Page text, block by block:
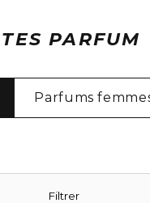
PARFUM
Parfums
Filtrer